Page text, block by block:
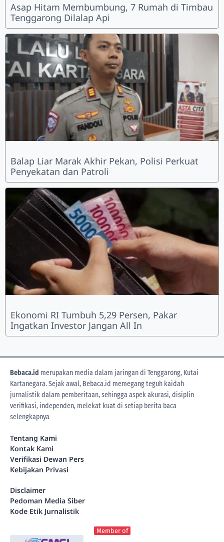
Asap Hitam Membumbung, 7 Rumah di Timbau
Tenggarong Dilalap Api
Balap Liar Marak Akhir Pekan, Polisi Perkuat
Penyekatan dan Patroli
Ekonomi RI Tumbuh 5,29 Persen, Pakar
Ingatkan Investor Jangan All In
Bebaca.id merupakan media dalam jaringan di Tenggarong, Kutai
Kartanegara. Sejak awal, Bebaca.id memegang teguh kaidah
jurnalistik dalam pemberitaan, sehingga aspek akurasi, disiplin
verifikasi, independen, melekat kuat di setiap berita baca
selengkapnya
Tentang Kami
Kontak Kami
Verifikasi Dewan Pers
Kebijakan Privasi
Disclaimer
Pedoman Media Siber
Kode Etik Jurnalistik
Member of